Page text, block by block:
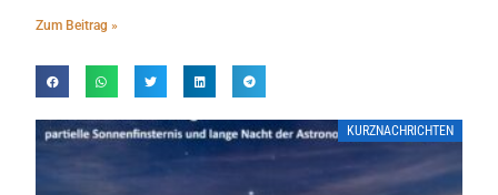
Zum Beitrag »
KURZNACHRICHTEN